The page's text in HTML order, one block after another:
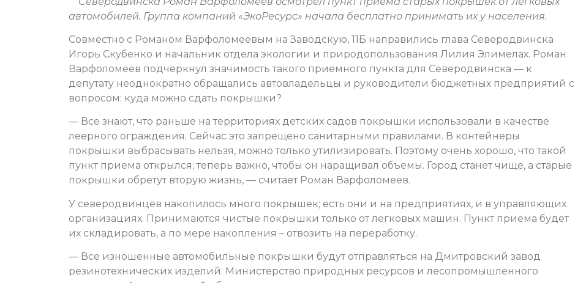
автомобилей. Группа компаний «ЭкоРесурс» начала бесплатно принимать их у населения.
Совместно с Романом Варфоломеевым на Заводскую, 11Б направились глава Северодвинска
Игорь Скубенко и начальник отдела экологии и природопользования Лилия Элимелах. Роман
Варфоломеев подчеркнул значимость такого приемного пункта для Северодвинска — к
депутату неоднократно обращались автовладельцы и руководители бюджетных предприятий с
вопросом: куда можно сдать покрышки?
— Все знают, что раньше на территориях детских садов покрышки использовали в качестве
леерного ограждения. Сейчас это запрещено санитарными правилами. В контейнеры
покрышки выбрасывать нельзя, можно только утилизировать. Поэтому очень хорошо, что такой
пункт приема открылся; теперь важно, чтобы он наращивал объемы. Город станет чище, а старые
покрышки обретут вторую жизнь, — считает Роман Варфоломеев.
У северодвинцев накопилось много покрышек; есть они и на предприятиях, и в управляющих
организациях. Принимаются чистые покрышки только от легковых машин. Пункт приема будет
их складировать, а по мере накопления – отвозить на переработку.
— Все изношенные автомобильные покрышки будут отправляться на Дмитровский завод
резинотехнических изделий: Министерство природных ресурсов и лесопромышленного